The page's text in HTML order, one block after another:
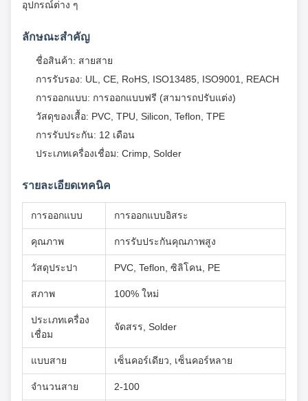
อุปกรณ์ต่าง ๆ
ลักษณะสําคัญ
ชื่อสินค้า: สายสาย
การรับรอง: UL, CE, RoHS, ISO13485, ISO9001, REACH
การออกแบบ: การออกแบบฟรี (สามารถปรับแต่ง)
วัสดุของเสื้อ: PVC, TPU, Silicon, Teflon, TPE
การรับประกัน: 12 เดือน
ประเภทเครื่องเชื่อม: Crimp, Solder
รายละเอียดเทคนิค
การออกแบบ การออกแบบอิสระ
คุณภาพ การรับประกันคุณภาพสูง
วัสดุประปา PVC, Teflon, ซิลิโคน, PE
สภาพ 100% ใหม่
ประเภทเครื่อง
เชื่อม
จัดสรร, Solder
แบบสาย เซ็นคอร์เดียว, เซ็นคอร์หลาย
จํานวนสาย 2-100